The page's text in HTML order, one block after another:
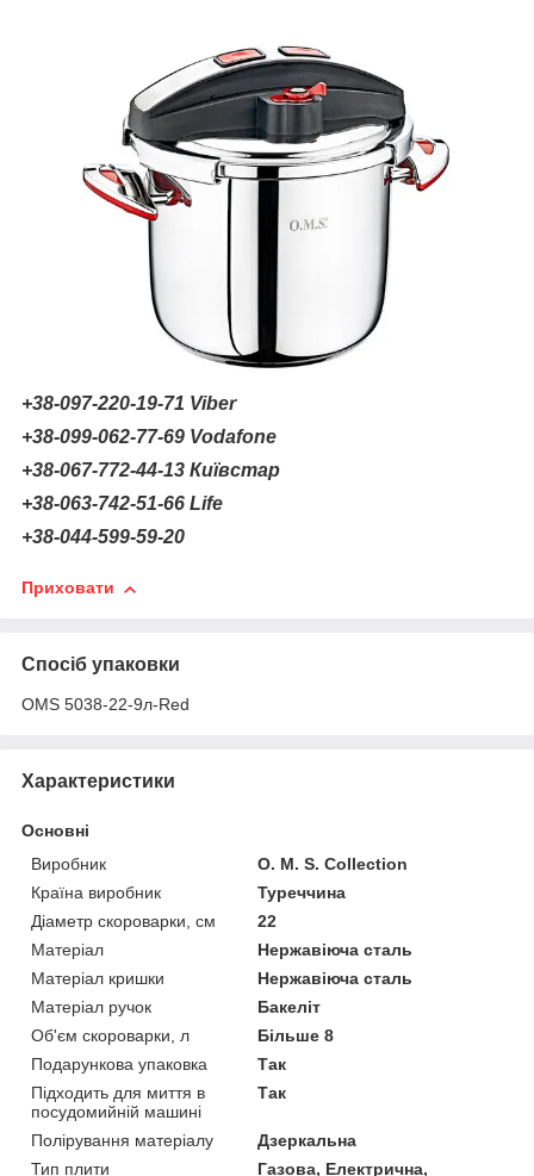
+38-097-220-19-71 Viber
+38-099-062-77-69 Vodafone
+38-067-772-44-13 Київстар
+38-063-742-51-66 Life
+38-044-599-59-20
Приховати
Спосіб упаковки
OMS 5038-22-9л-Red
Характеристики
Основні
Виробник
O. M. S. Collection
Країна виробник
Туреччина
Діаметр скороварки, см
22
Матеріал
Нержавіюча сталь
Матеріал кришки
Нержавіюча сталь
Матеріал ручок
Бакеліт
Об'єм скороварки, л
Більше 8
Подарункова упаковка
Так
Підходить для миття в
посудомийній машині
Так
Полірування матеріалу
Дзеркальна
Тип плити
Газова, Електрична,